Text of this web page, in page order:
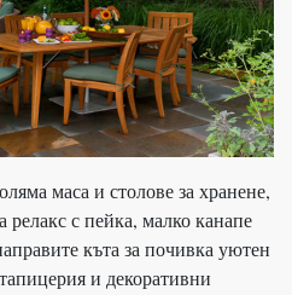
маса и столове за хранене,
с пейка, малко канапе
къта за почивка уютен
и декоративни